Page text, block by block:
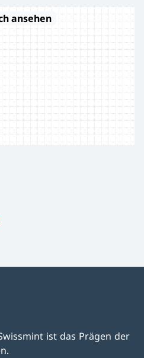
ist das Prägen der